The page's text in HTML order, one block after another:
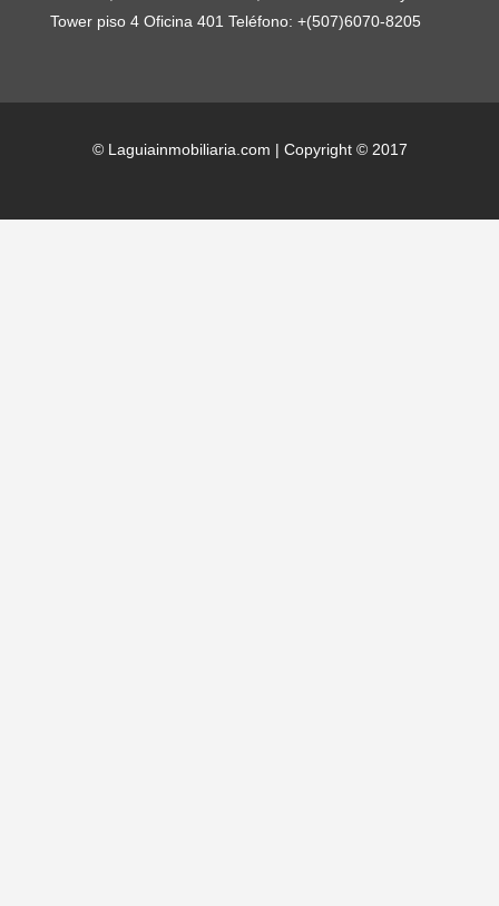
Tower piso 4 Oficina 401 Teléfono: +(507)6070-8205
© Laguiainmobiliaria.com | Copyright © 2017